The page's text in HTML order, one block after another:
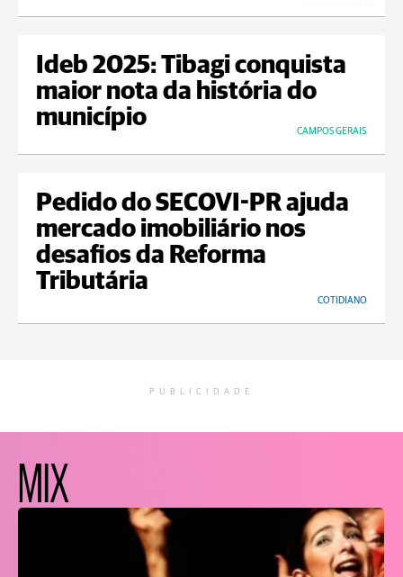
Ideb 2025: Tibagi conquista
maior nota da história do
município
CAMPOS GERAIS
Pedido do SECOVI-PR ajuda
mercado imobiliário nos
desafios da Reforma
Tributária
COTIDIANO
PUBLICIDADE
MIX